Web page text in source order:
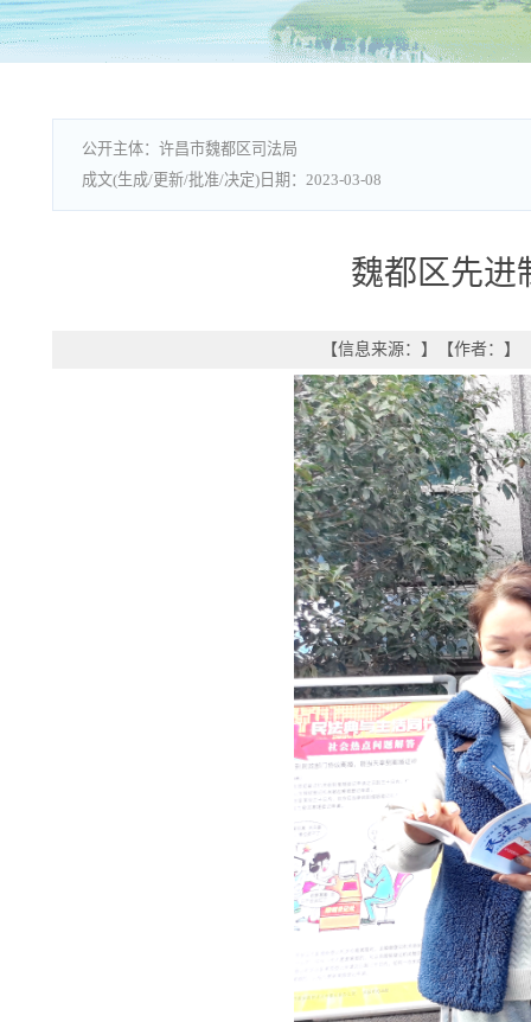
许昌市魏都区司法局
2023-03-08
魏都区先进
【信息来源： 】 【作者： 】